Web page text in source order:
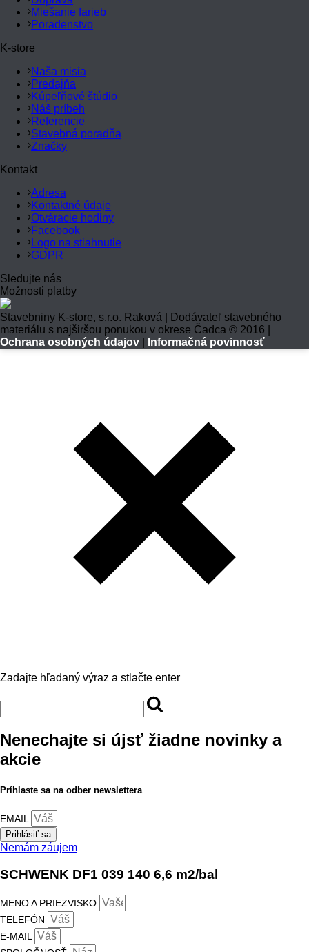
Miešanie farieb
Poradenstvo
K-store
Naša misia
Predajňa
Kúpeľňové štúdio
Náš príbeh
Referencie
Stavebná poradňa
Značky
Kontakt
Adresa
Kontaktné údaje
Otváracie hodiny
Facebook
Logo na stiahnutie
GDPR
Sledujte nás
Možnosti platby
Stavebniny K-store, s.r.o. Raková | Dodávateľ stavebného
materiálu s najširšou ponukou v okrese Čadca © 2016 |
Ochrana osobných údajov
Informačná povinnosť
Zadajte hľadaný výraz a stlačte enter
Nenechajte si újsť žiadne novinky a
akcie
Príhlaste sa na odber newslettera
EMAIL
Prihlásiť sa
Nemám záujem
SCHWENK DF1 039 140 6,6 m2/bal
MENO A PRIEZVISKO
TELEFÓN
E-MAIL